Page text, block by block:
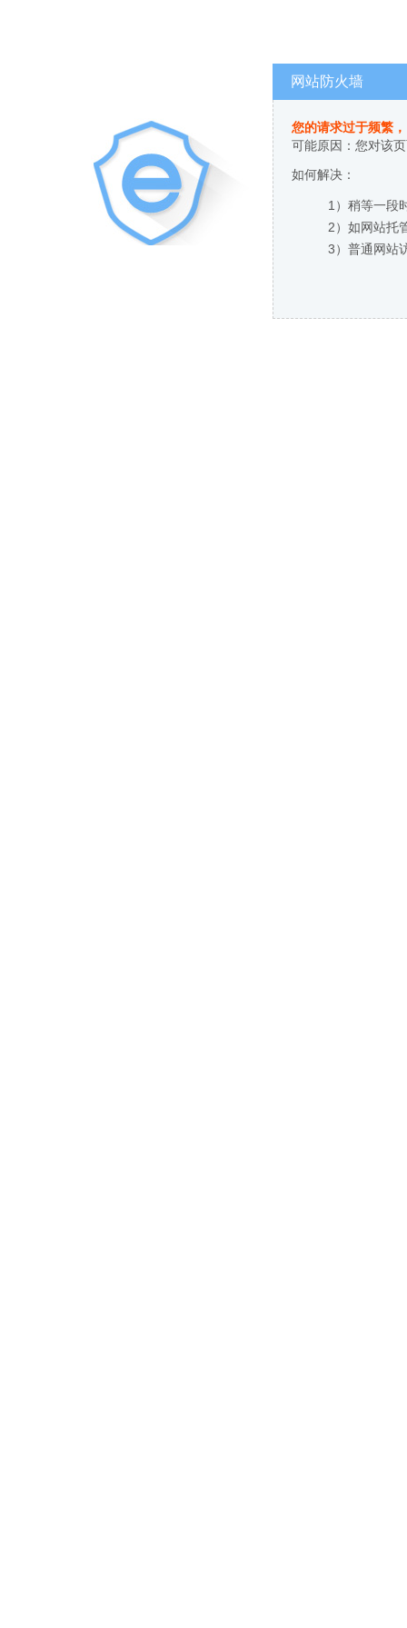
网站防火墙
您的请求过于频繁
可能原因：您对该
如何解决：
1）稍等一段
2）如网站托
3）普通网站